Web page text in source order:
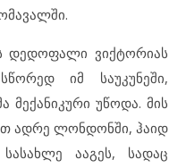
ვიქტორიას
იმ საუკუნეში,
უწოდა. მის
ადრე ლონდონში, ჰაიდ
ააგეს, სადაც